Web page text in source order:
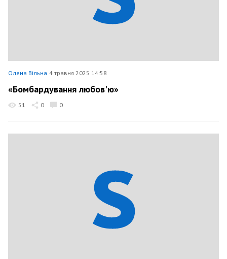
Олена Вільна 4 травня 2025 14:58
«Бомбардування любов'ю»
51 0 0